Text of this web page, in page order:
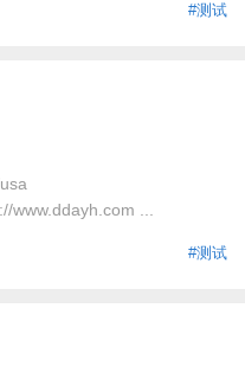
#测试
...
#测试